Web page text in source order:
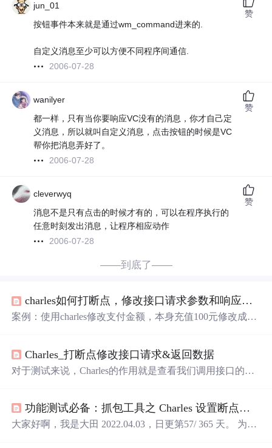
jun_01
按钮事件本来就是通过wm_command进来的.
自定义消息至少可以方便不同程序间通信.
2006-07-28
赞
wanilyer
都一样，只有当你要响应VC没有的消息，你才自己定
义消息，所以就叫自定义消息，点击按钮的时候是VC
帮你把消息弄好了。
2006-07-28
赞
cleverwyq
消息不是只有点击的时候才有的，可以在程序执行的
任意时刻发出消息，让程序相应动作
2006-07-28
赞
——到底了——
charles如何打断点，修改接口请求参数和响应数据
案例：使用charles修改支付金额，本身充值100元修改成0.3
中 的代理选 中断点设置 四、弹出断点设置弹出框 五、双击
位置中 的想要打断点的接口，弹出编辑断点 六、将查询
口，Charles自动跳转到断点页面 八、...
Charles_打断点修改接口请求&返回数据
对于测试来说，Charles的作用就是查看我们调用接口的时
的证据来证明这是一个bug，同时也帮助开发人员定位问题
所在。
功能测试必备：抓包工具之 Charles 设置断点拦截请求及响应数据
大家好啊，我是大田 2022.04.03，日更第57/ 365 天。 为什